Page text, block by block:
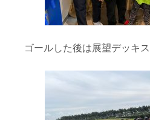
ゴールした後は展望デッキ